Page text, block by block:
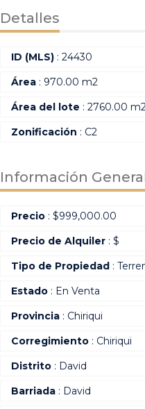
Detalles
ID (MLS) : 24430
Área : 970.00 m2
Área del lote : 2760.00
Zonificación : C2
Información
Precio : $999,000.00
Precio de Alquiler : $
Tipo de Propiedad :
Estado : En Venta
Provincia : Chiriqui
Corregimiento : Chiriqui
Distrito : David
Barriada : David